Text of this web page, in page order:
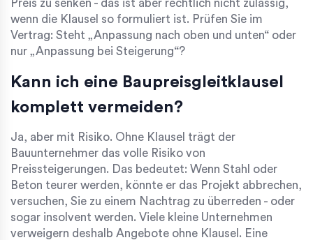
Preis zu senken - das ist aber rechtlich nicht zulässig,
wenn die Klausel so formuliert ist. Prüfen Sie im
Vertrag: Steht „Anpassung nach oben und unten“ oder
nur „Anpassung bei Steigerung“?
Kann ich eine Baupreisgleitklausel
komplett vermeiden?
Ja, aber mit Risiko. Ohne Klausel trägt der
Bauunternehmer das volle Risiko von
Preissteigerungen. Das bedeutet: Wenn Stahl oder
Beton teurer werden, könnte er das Projekt abbrechen,
versuchen, Sie zu einem Nachtrag zu überreden - oder
sogar insolvent werden. Viele kleine Unternehmen
verweigern deshalb Angebote ohne Klausel. Eine